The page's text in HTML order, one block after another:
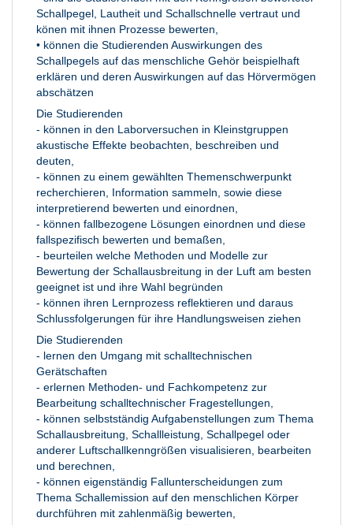
Schallpegel, Lautheit und Schallschnelle vertraut und
könen mit ihnen Prozesse bewerten,
• können die Studierenden Auswirkungen des
Schallpegels auf das menschliche Gehör beispielhaft
erklären und deren Auswirkungen auf das Hörvermögen
abschätzen
Die Studierenden
- können in den Laborversuchen in Kleinstgruppen
akustische Effekte beobachten, beschreiben und
deuten,
- können zu einem gewählten Themenschwerpunkt
recherchieren, Information sammeln, sowie diese
interpretierend bewerten und einordnen,
- können fallbezogene Lösungen einordnen und diese
fallspezifisch bewerten und bemaßen,
- beurteilen welche Methoden und Modelle zur
Bewertung der Schallausbreitung in der Luft am besten
geeignet ist und ihre Wahl begründen
- können ihren Lernprozess reflektieren und daraus
Schlussfolgerungen für ihre Handlungsweisen ziehen
Die Studierenden
- lernen den Umgang mit schalltechnischen
Gerätschaften
- erlernen Methoden- und Fachkompetenz zur
Bearbeitung schalltechnischer Fragestellungen,
- können selbstständig Aufgabenstellungen zum Thema
Schallausbreitung, Schallleistung, Schallpegel oder
anderer Luftschallkenngrößen visualisieren, bearbeiten
und berechnen,
- können eigenständig Fallunterscheidungen zum
Thema Schallemission auf den menschlichen Körper
durchführen mit zahlenmäßig bewerten,